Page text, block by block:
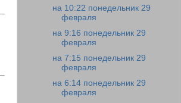
на 10:22 понедельник 29
февраля
на 9:16 понедельник 29
февраля
на 7:15 понедельник 29
февраля
на 6:14 понедельник 29
февраля